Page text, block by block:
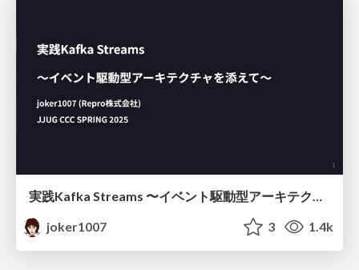
実践Kafka Streams 〜イベント駆動型アーキテクチャを添えて〜
joker1007
3 1.4k